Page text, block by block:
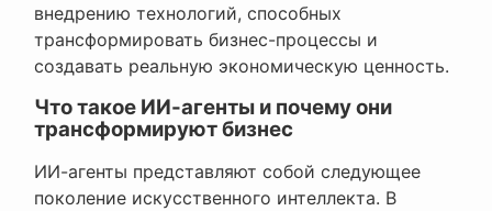
внедрению технологий, способных
трансформировать бизнес-процессы и
создавать реальную экономическую ценность.
Что такое ИИ-агенты и почему они
трансформируют бизнес
ИИ-агенты представляют собой следующее
поколение искусственного интеллекта. В